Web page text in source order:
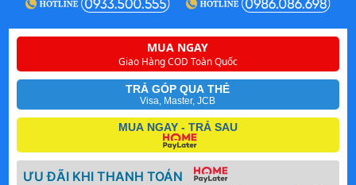
MUA NGAY
Giao Hàng COD Toàn Quốc
TRẢ GÓP QUA THẺ
Visa, Master, JCB
MUA NGAY - TRẢ SAU
ƯU ĐÃI KHI THANH TOÁN